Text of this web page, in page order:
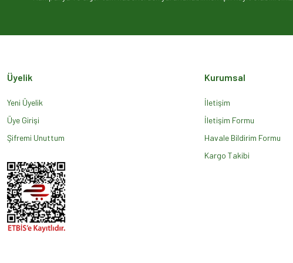
Ürün açıklamasında eksik bilgiler bulunuyor.
Üyelik
Yeni Üyelik
Üye Girişi
Şifremi Unuttum
Kurumsal
İletişim
İletişim Formu
Havale Bildirim Formu
Kargo Takibi